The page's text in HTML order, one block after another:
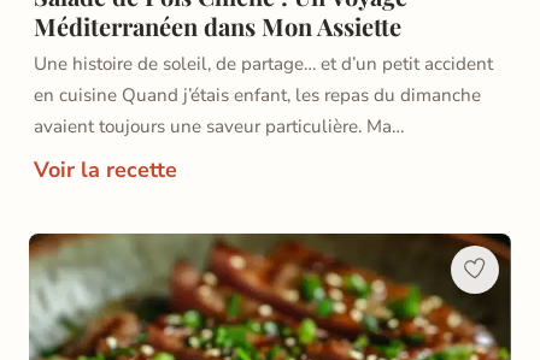
Méditerranéen dans Mon Assiette
Une histoire de soleil, de partage… et d’un petit accident
en cuisine Quand j’étais enfant, les repas du dimanche
avaient toujours une saveur particulière. Ma…
Voir la recette